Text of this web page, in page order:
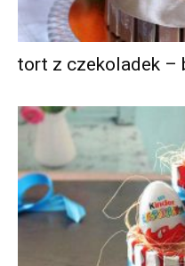
tort z czekoladek –